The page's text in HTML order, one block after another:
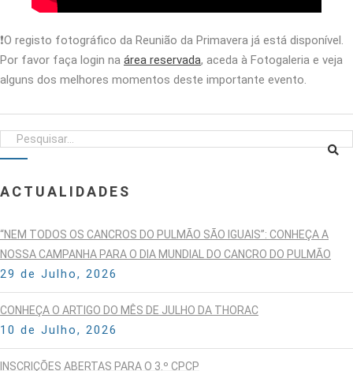
❗O registo fotográfico da Reunião da Primavera já está disponível.
Por favor faça login na área reservada, aceda à Fotogaleria e veja
alguns dos melhores momentos deste importante evento.
ACTUALIDADES
“NEM TODOS OS CANCROS DO PULMÃO SÃO IGUAIS”: CONHEÇA A
NOSSA CAMPANHA PARA O DIA MUNDIAL DO CANCRO DO PULMÃO
29 de Julho, 2026
CONHEÇA O ARTIGO DO MÊS DE JULHO DA THORAC
10 de Julho, 2026
INSCRIÇÕES ABERTAS PARA O 3.º CPCP